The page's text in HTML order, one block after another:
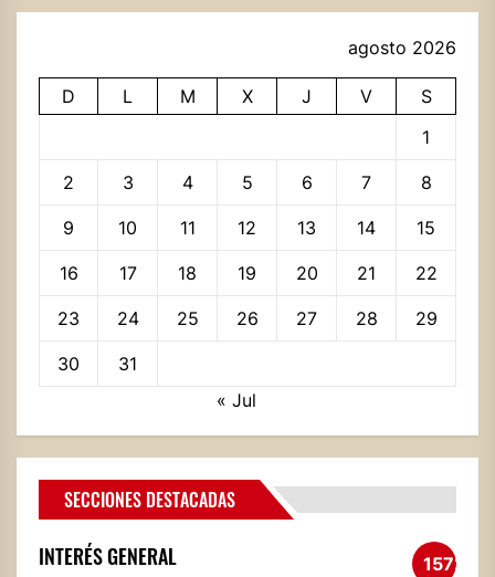
agosto 2026
D L M X J V
S
1
2 3 4 5 6 7 8
9 10 11 12 13 14 15
16 17 18 19 20 21 22
23 24 25 26 27 28 29
30
31
« Jul
SECCIONES DESTACADAS
INTERÉS GENERAL 1572